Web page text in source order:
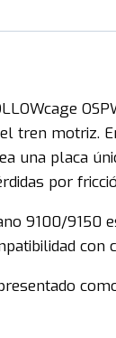
tren motriz.
una placa
por
9100/9150
con